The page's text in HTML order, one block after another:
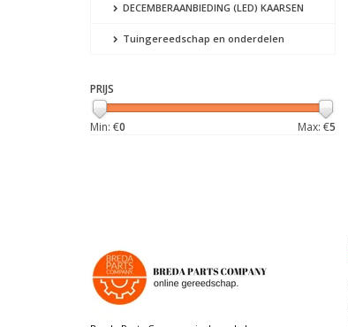
DECEMBERAANBIEDING (LED) KAARSEN
Tuingereedschap en onderdelen
PRIJS
Min: €0 Max: €5